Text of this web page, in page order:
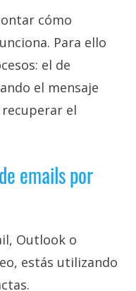
cómo
Para ello
el de
el mensaje
el
emails por
Outlook o
estás utilizando